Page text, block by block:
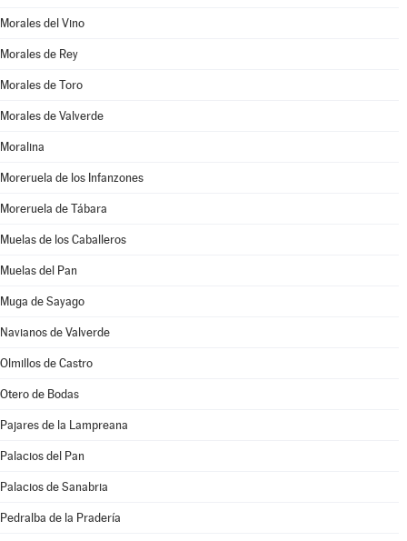
Morales del Vino
Morales de Rey
Morales de Toro
Morales de Valverde
Moralina
Moreruela de los Infanzones
Moreruela de Tábara
Muelas de los Caballeros
Muelas del Pan
Muga de Sayago
Navianos de Valverde
Olmillos de Castro
Otero de Bodas
Pajares de la Lampreana
Palacios del Pan
Palacios de Sanabria
Pedralba de la Pradería